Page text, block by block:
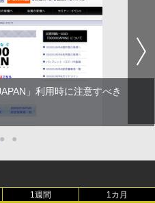
」利用時に注意すべき
● ●
1週間 1カ月